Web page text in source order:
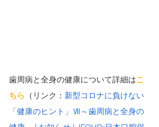
歯周病と全身の健康について詳細はこ
ちら
（リンク： 新型コロナに負けない
「健康のヒント」Ⅶ～歯周病と全身の